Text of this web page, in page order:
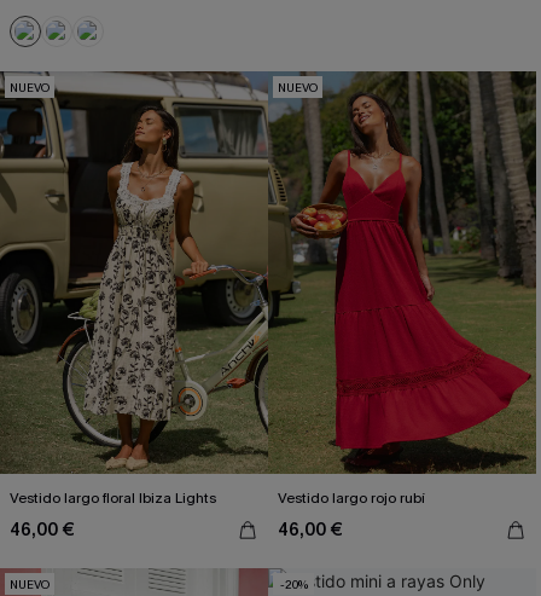
NUEVO
Vestido largo floral Ibiza Lights
46,00 €
NUEVO
Vestido largo rojo rubí
46,00 €
NUEVO -20%